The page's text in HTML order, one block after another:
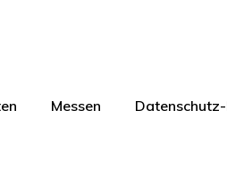
Messen